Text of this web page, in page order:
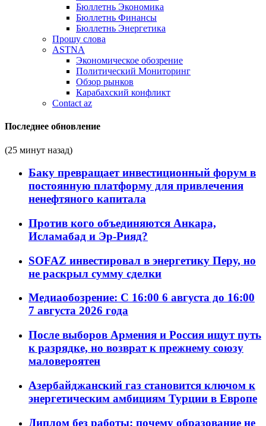
Бюллетнь Экономика
Бюллетнь Финансы
Бюллетнь Энергетика
Прошу слова
ASTNA
Экономическое обозрение
Политический Мониторинг
Обзор рынков
Карабахский конфликт
Contact az
Последнее обновление
(25 минут назад)
Баку превращает инвестиционный форум в
постоянную платформу для привлечения
ненефтяного капитала
Против кого объединяются Анкара,
Исламабад и Эр-Рияд?
SOFAZ инвестировал в энергетику Перу, но
не раскрыл сумму сделки
Медиаобозрение: С 16:00 6 августа до 16:00
7 августа 2026 года
После выборов Армения и Россия ищут путь
к разрядке, но возврат к прежнему союзу
маловероятен
Азербайджанский газ становится ключом к
энергетическим амбициям Турции в Европе
Диплом без работы: почему образование не